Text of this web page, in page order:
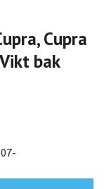
Cupra
bak